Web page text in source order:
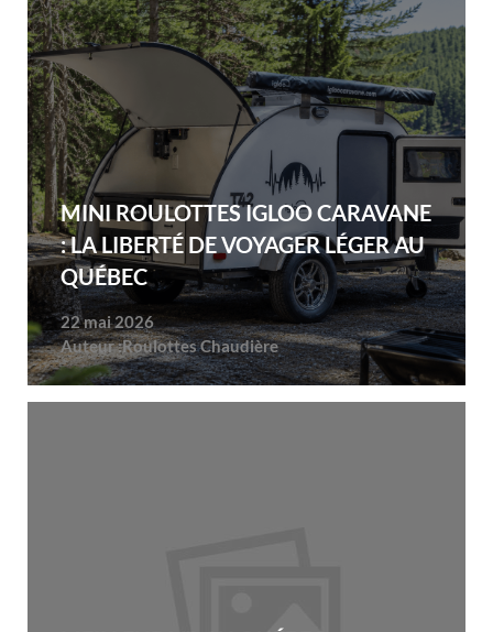
MINI ROULOTTES IGLOO CARAVANE
: LA LIBERTÉ DE VOYAGER LÉGER AU
QUÉBEC
22 mai 2026
Auteur :Roulottes Chaudière